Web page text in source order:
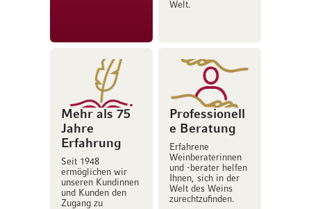
Welt.
Mehr als 75
Jahre
Erfahrung
Seit 1948
ermöglichen wir
unseren Kundinnen
und Kunden den
Zugang zu
Professionell
e Beratung
Erfahrene
Weinberaterinnen
und -berater helfen
Ihnen, sich in der
Welt des Weins
zurechtzufinden.